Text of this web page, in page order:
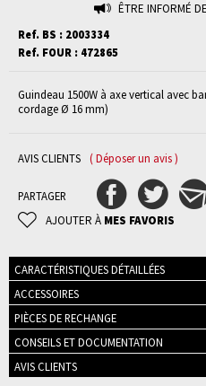
ÊTRE INFORMÉ
Ref. BS : 2003334
Ref. FOUR : 472865
Guindeau 1500W à axe vertical avec
cordage Ø 16 mm)
AVIS CLIENTS ( Déposer un avis )
PARTAGER
AJOUTER À MES FAVORIS
CARACTÉRISTIQUES DÉTAILLÉES
ACCESSOIRES
PIÈCES DE RECHANGE
CONSEILS ET DOCUMENTATION
AVIS CLIENTS